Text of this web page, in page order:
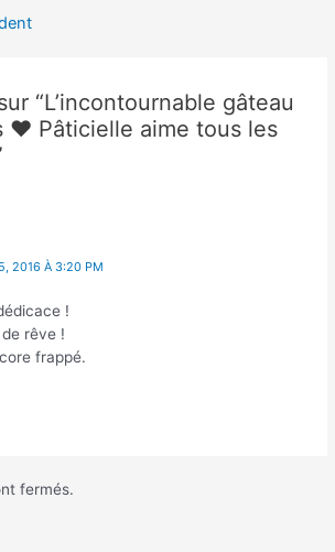
“L’incontournable gâteau
♥ Pâticielle aime tous les
2016 À 3:20 PM
!
rêve !
frappé.
fermés.